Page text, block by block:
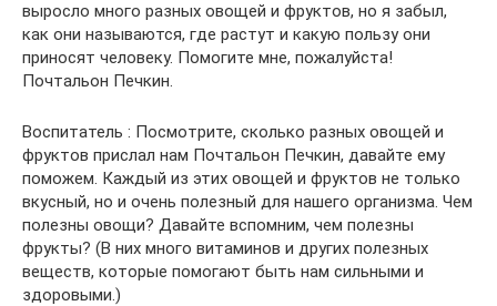
выросло много разных овощей и фруктов, но я забыл,
как они называются, где растут и какую пользу они
приносят человеку. Помогите мне, пожалуйста!
Почтальон Печкин.
Воспитатель : Посмотрите, сколько разных овощей и
фруктов прислал нам Почтальон Печкин, давайте ему
поможем. Каждый из этих овощей и фруктов не только
вкусный, но и очень полезный для нашего организма. Чем
полезны овощи? Давайте вспомним, чем полезны
фрукты? (В них много витаминов и других полезных
веществ, которые помогают быть нам сильными и
здоровыми.)